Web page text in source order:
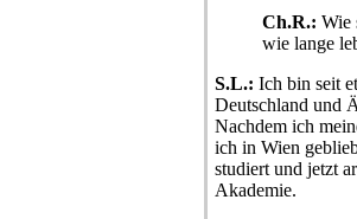
Ch.R.: Wie
wie lange
S.L.: Ich bin seit
Deutschland und
Nachdem ich
ich in Wien
studiert und jetzt
Akademie.